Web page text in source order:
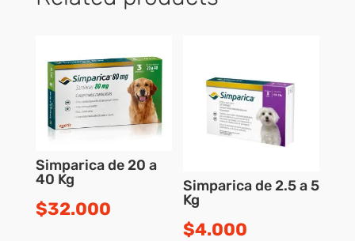
Simparica de 20 a
40 Kg
$32.000
Simparica de 2.5 a 5
Kg
$4.000